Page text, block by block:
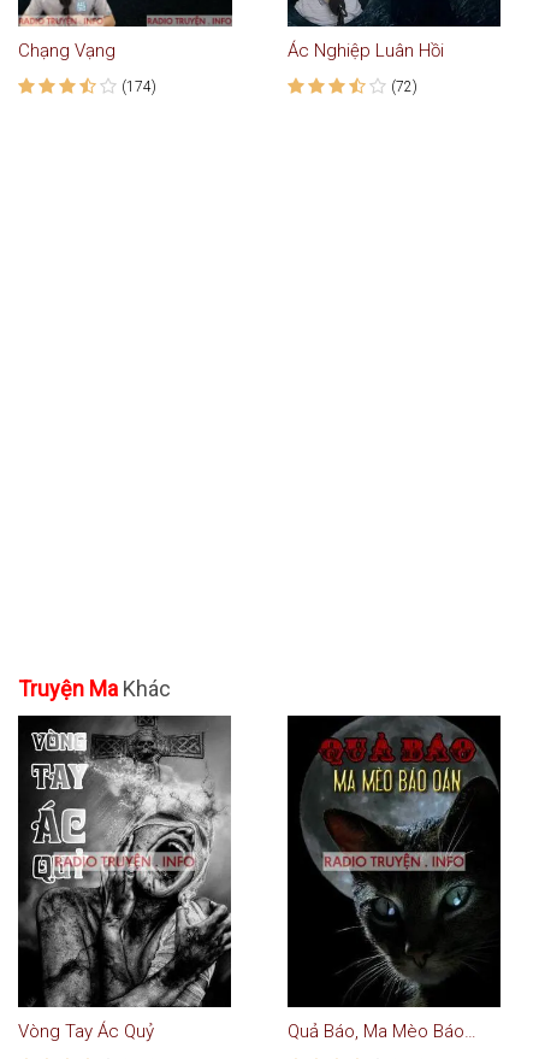
Chạng Vạng
(174)
Ác Nghiệp Luân Hồi
(72)
Truyện Ma Khác
Vòng Tay Ác Quỷ Quả Báo, Ma Mèo Báo Oán